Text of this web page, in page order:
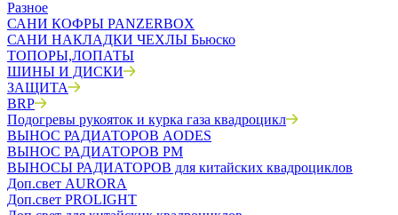
Разное
САНИ КОФРЫ PANZERBOX
САНИ НАКЛАДКИ ЧЕХЛЫ Бьюско
ТОПОРЫ,ЛОПАТЫ
ШИНЫ И ДИСКИ
ЗАЩИТА
BRP
Подогревы рукояток и курка газа квадроцикл
ВЫНОС РАДИАТОРОВ AODES
ВЫНОС РАДИАТОРОВ РМ
ВЫНОСЫ РАДИАТОРОВ для китайских квадроциклов
Доп.свет AURORA
Доп.свет PROLIGHT